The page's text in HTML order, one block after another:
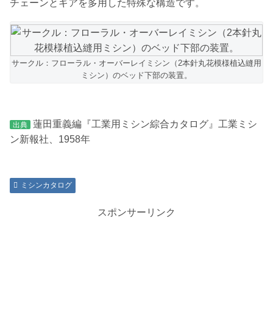
チェーンとギアを多用した特殊な構造です。
サークル：フローラル・オーバーレイミシン（2本針丸花模様植込縫用
ミシン）のベッド下部の装置。
出典
蓮田重義編『工業用ミシン綜合カタログ』工業ミシ
ン新報社、1958年
ミシンカタログ
スポンサーリンク